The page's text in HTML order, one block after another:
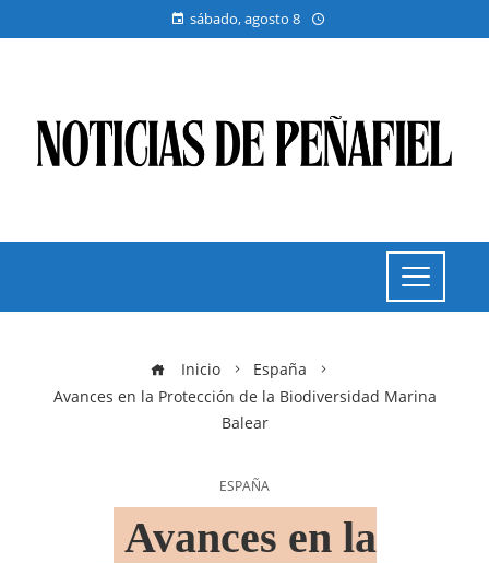
sábado, agosto 8
Inicio
España
Avances en la Protección de la Biodiversidad Marina
Balear
ESPAÑA
Avances en la